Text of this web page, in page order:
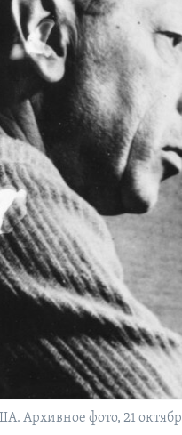
Архивное фото, 21